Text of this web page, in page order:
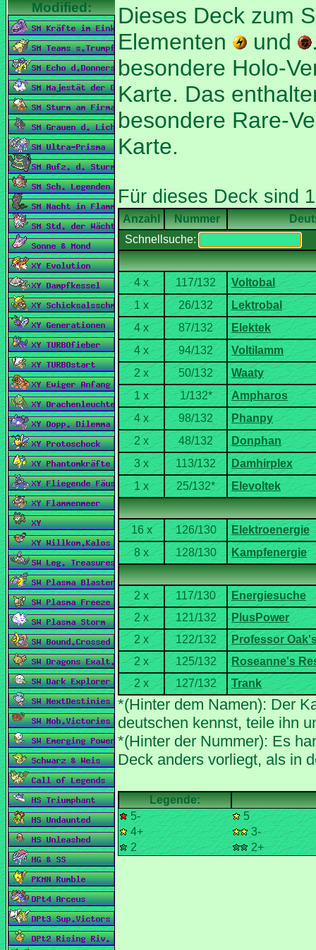
Dieses Deck zum
Elementen
und
Karte. Das
Nummer
Schnellsuche:
*(Hinter dem Namen): Der
*(Hinter der Nummer): Es
5-
5
4+
3-
2
2+